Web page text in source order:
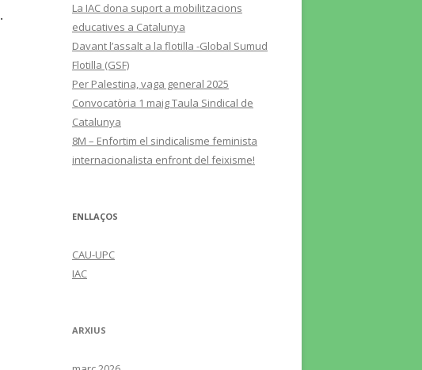
.
La IAC dona suport a mobilitzacions
educatives a Catalunya
Davant l’assalt a la flotilla -Global Sumud
Flotilla (GSF)
Per Palestina, vaga general 2025
Convocatòria 1 maig Taula Sindical de
Catalunya
8M – Enfortim el sindicalisme feminista
internacionalista enfront del feixisme!
ENLLAÇOS
CAU-UPC
IAC
ARXIUS